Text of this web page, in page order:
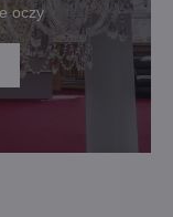
oczy